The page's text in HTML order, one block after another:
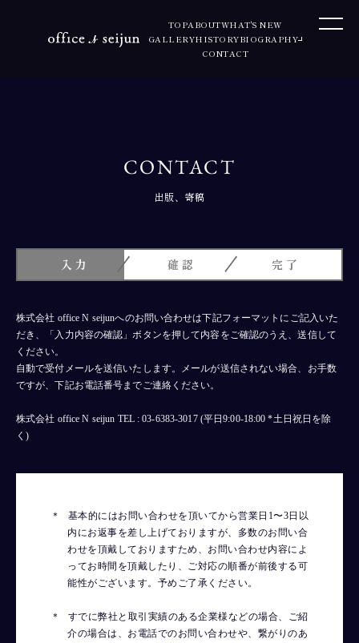
TOPABOUTWHAT'S NEW
GALLERYHISTORYBIOGRAPHY
CONTACT
CONTACT
出版、寄稿
入力 確認 完了
株式会社 office N seijunへのお問い合わせは下記フォーマットにご記入いた
だき、「入力内容の確認」ボタンを押して内容をご確認のうえ、送信して
ください。
自動で受付メールを送信いたします。メールが送信されない場合、お手数
ですが、下記お電話番号までご連絡ください。
株式会社 office N seijun TEL : 03-6383-3017 (平日9:00-18:00 *土日祝日を除
く)
基本的にはお問い合わせを頂いてから営業日1〜3日以
内にお返事を差し上げておりますが、多数のお問い合
わせを頂戴しておりますため、お問い合わせ内容によ
ってお時間を頂戴したり、ご対応の順番が前後する可
能性がございます。予めご了承ください。
すでに弊社と取引実績のある企業様などの場合、ご紹
介の場合は、お電話でのお問い合わせや、繋がりのあ